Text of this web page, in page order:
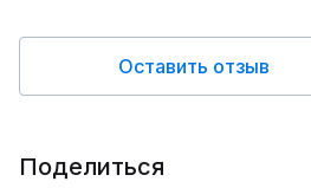
Оставить отзыв
Поделиться